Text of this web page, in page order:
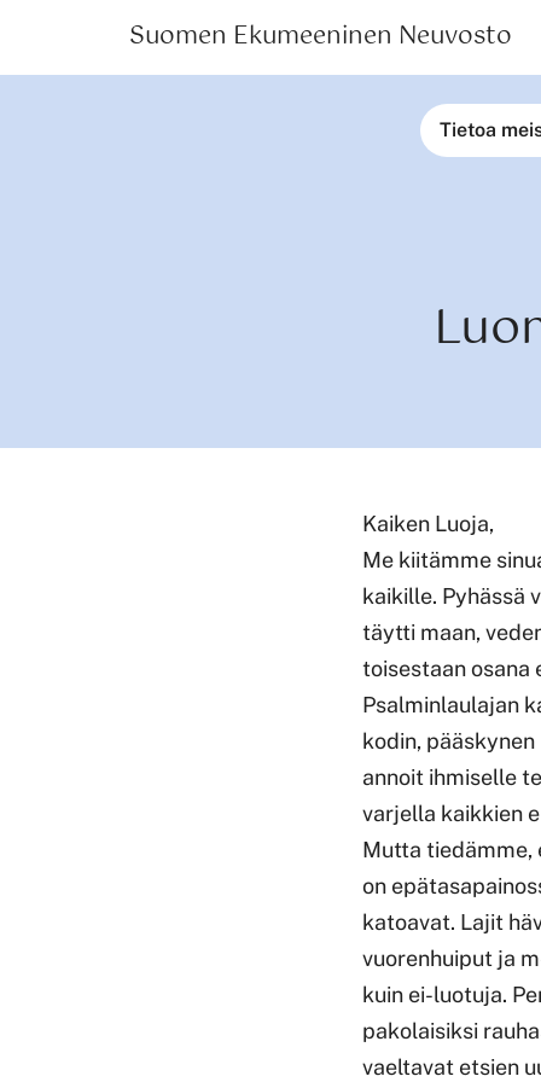
Suomen Ekumeeninen Neuvosto
Tietoa
Kaiken Luoja,
Me kiitämme
kaikille. Pyhässä
täytti maan,
toisestaan osana
Psalminlaulajan
kodin,
annoit ihmiselle
varjella kaikkien
Mutta tiedämme,
on
katoavat. Lajit
vuorenhuiput ja
kuin ei-luotuja.
pakolaisiksi
vaeltavat etsien